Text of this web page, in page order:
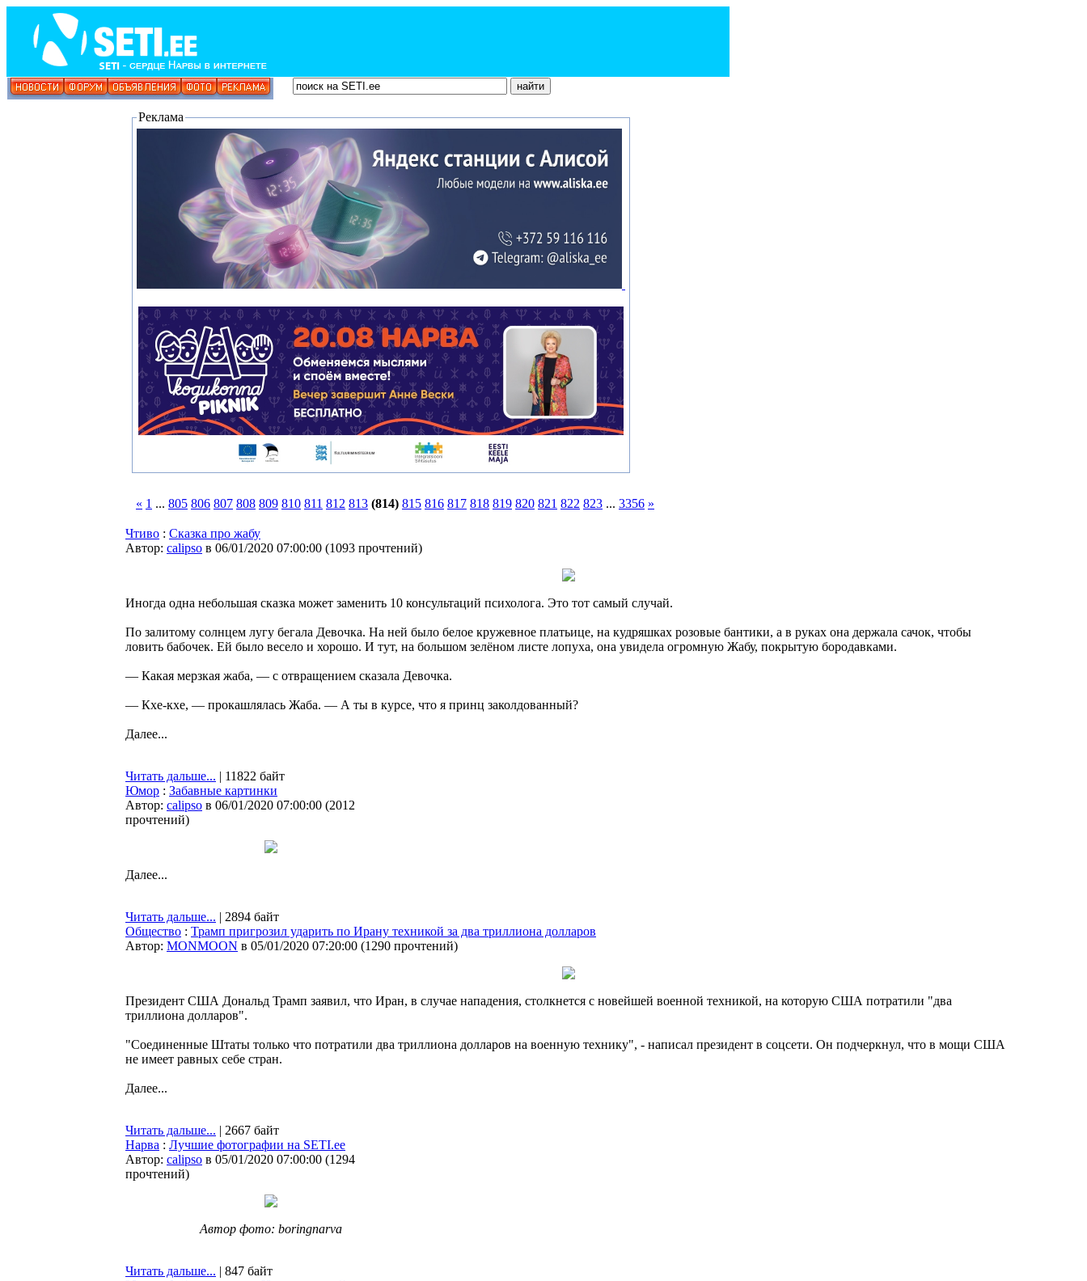
Реклама
« 1 ... 805 806 807 808 809 810 811 812 813 (814) 815 816 817 818 819 820 821 822 823 ... 3356 »
Чтиво : Сказка про жабу
Автор: calipso в 06/01/2020 07:00:00 (1093 прочтений)
Иногда одна небольшая сказка может заменить 10 консультаций психолога. Это тот самый случай.
По залитому солнцем лугу бегала Девочка. На ней было белое кружевное платьице, на кудряшках розовые бантики, а в руках она держала сачок, чтобы
ловить бабочек. Ей было весело и хорошо. И тут, на большом зелёном листе лопуха, она увидела огромную Жабу, покрытую бородавками.
— Какая мерзкая жаба, — с отвращением сказала Девочка.
— Кхе-кхе, — прокашлялась Жаба. — А ты в курсе, что я принц заколдованный?
Далее...
Читать дальше... | 11822 байт
Юмор : Забавные картинки
Автор: calipso в 06/01/2020 07:00:00 (2012
прочтений)
Далее...
Читать дальше... | 2894 байт
Общество : Трамп пригрозил ударить по Ирану техникой за два триллиона долларов
Автор: MONMOON в 05/01/2020 07:20:00 (1290 прочтений)
Президент США Дональд Трамп заявил, что Иран, в случае нападения, столкнется с новейшей военной техникой, на которую США потратили "два
триллиона долларов".
"Соединенные Штаты только что потратили два триллиона долларов на военную технику", - написал президент в соцсети. Он подчеркнул, что в мощи США
не имеет равных себе стран.
Далее...
Читать дальше... | 2667 байт
Нарва : Лучшие фотографии на SETI.ee
Автор: calipso в 05/01/2020 07:00:00 (1294
прочтений)
Автор фото: boringnarva
Читать дальше... | 847 байт